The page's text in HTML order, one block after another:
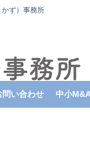
ず）事務所
問い合わせ 中小